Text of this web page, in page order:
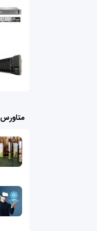
متاورس